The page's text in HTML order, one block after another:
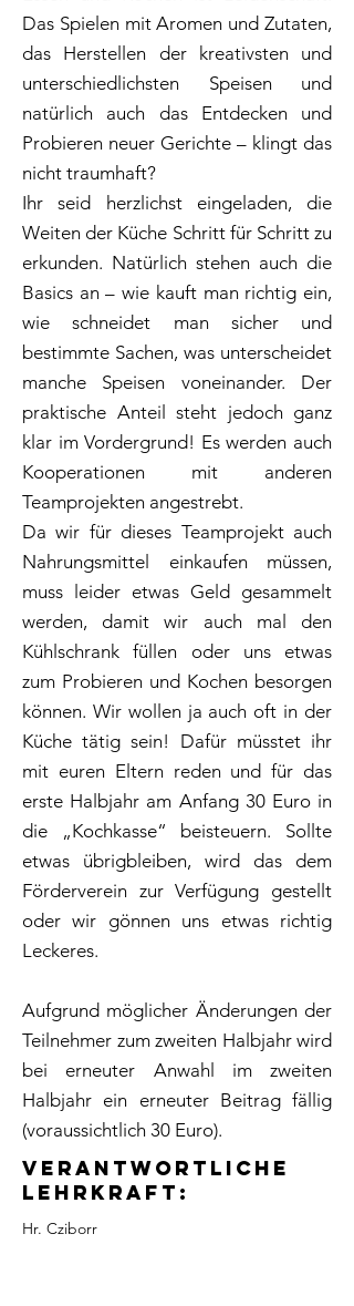
Das Spielen mit Aromen und Zutaten,
das Herstellen der kreativsten und
unterschiedlichsten Speisen und
natürlich auch das Entdecken und
Probieren neuer Gerichte – klingt das
nicht traumhaft?
Ihr seid herzlichst eingeladen, die
Weiten der Küche Schritt für Schritt zu
erkunden. Natürlich stehen auch die
Basics an – wie kauft man richtig ein,
wie schneidet man sicher und
bestimmte Sachen, was unterscheidet
manche Speisen voneinander. Der
praktische Anteil steht jedoch ganz
klar im Vordergrund! Es werden auch
Kooperationen mit anderen
Teamprojekten angestrebt.
Da wir für dieses Teamprojekt auch
Nahrungsmittel einkaufen müssen,
muss leider etwas Geld gesammelt
werden, damit wir auch mal den
Kühlschrank füllen oder uns etwas
zum Probieren und Kochen besorgen
können. Wir wollen ja auch oft in der
Küche tätig sein! Dafür müsstet ihr
mit euren Eltern reden und für das
erste Halbjahr am Anfang 30 Euro in
die „Kochkasse“ beisteuern. Sollte
etwas übrigbleiben, wird das dem
Förderverein zur Verfügung gestellt
oder wir gönnen uns etwas richtig
Leckeres.
Aufgrund möglicher Änderungen der
Teilnehmer zum zweiten Halbjahr wird
bei erneuter Anwahl im zweiten
Halbjahr ein erneuter Beitrag fällig
(voraussichtlich 30 Euro).
Verantwortliche
Lehrkraft:
Hr. Cziborr